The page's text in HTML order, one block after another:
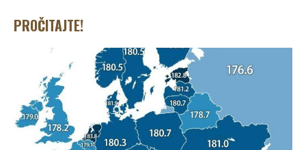
PROČITAJTE!